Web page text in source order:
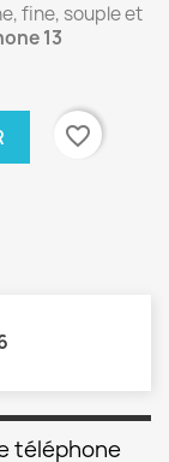
fine, souple et
13
favorite_border
téléphone